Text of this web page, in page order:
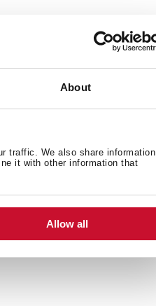
About
traffic. We also share information
it with other information that
Allow all
Caracteristici particulare
Sistem de securitate
Eficienta energetica